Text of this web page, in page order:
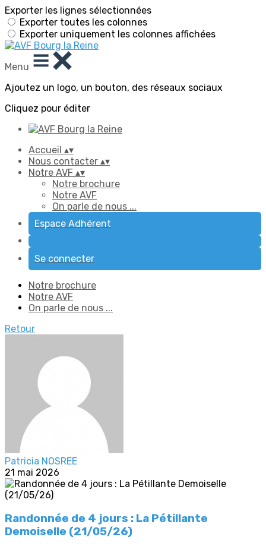
Exporter les lignes sélectionnées
Exporter toutes les colonnes
Exporter uniquement les colonnes affichées
Menu
Ajoutez un logo, un bouton, des réseaux sociaux
Cliquez pour éditer
Accueil ▴▾
Nous contacter ▴▾
Notre AVF ▴▾
Notre brochure
Notre AVF
On parle de nous ...
Espace Adhérent
Se connecter
Notre brochure
Notre AVF
On parle de nous ...
Retour
Patricia NOSREE
21 mai 2026
Randonnée de 4 jours : La Pétillante
Demoiselle (21/05/26)